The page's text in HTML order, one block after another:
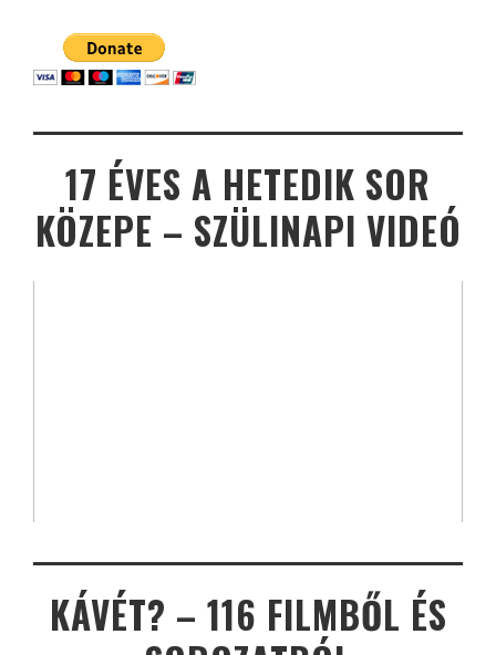
17 ÉVES A HETEDIK SOR
KÖZEPE – SZÜLINAPI VIDEÓ
KÁVÉT? – 116 FILMBŐL ÉS